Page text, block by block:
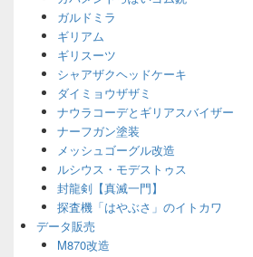
ガルドミラ
ギリアム
ギリスーツ
シャアザクヘッドケーキ
ダイミョウザザミ
ナウラコーデとギリアスバイザー
ナーフガン塗装
メッシュゴーグル改造
ルシウス・モデストゥス
封龍剣【真滅一門】
探査機「はやぶさ」のイトカワ
データ販売
M870改造